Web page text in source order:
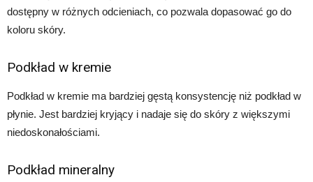
dostępny w różnych odcieniach, co pozwala dopasować go do
koloru skóry.
Podkład w kremie
Podkład w kremie ma bardziej gęstą konsystencję niż podkład w
płynie. Jest bardziej kryjący i nadaje się do skóry z większymi
niedoskonałościami.
Podkład mineralny